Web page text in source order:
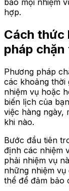
bảo mọi nhiệm
hợp.
Cách thức
pháp chặn
Phương pháp
các khoảng thời
nhiệm vụ hoặc
biến lịch của
việc hàng ngày,
khi nào.
Bước đầu tiên
định các nhiệm
phải nhiệm vụ
những nhiệm
thể để đảm bảo